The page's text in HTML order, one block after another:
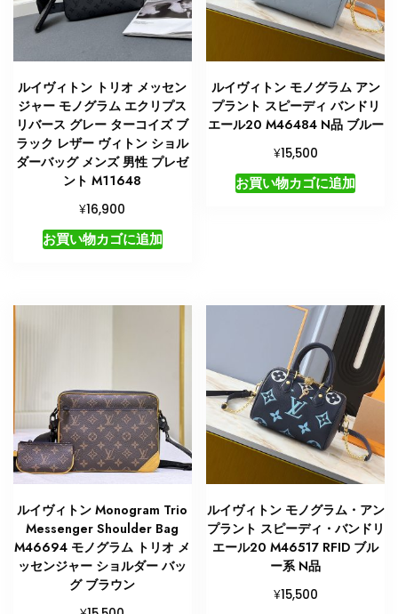
N
個
ルイヴィトン トリオ メッセン
ジャー モノグラム エクリプス
リバース グレー ターコイズ ブ
ラック レザー ヴィトン ショル
ダーバッグ メンズ 男性 プレゼ
ント M11648
¥16,900
お買い物カゴに追加
ルイヴィトン モノグラム アン
プラント スピーディ バンドリ
エール20 M46484 N品 ブルー
¥15,500
お買い物カゴに追加
ルイヴィトン Monogram Trio
Messenger Shoulder Bag
M46694 モノグラム トリオ メ
ッセンジャー ショルダー バッ
グ ブラウン
ルイヴィトン モノグラム・アン
プラント スピーディ・バンドリ
エール20 M46517 RFID ブル
ー系 N品
¥15,500